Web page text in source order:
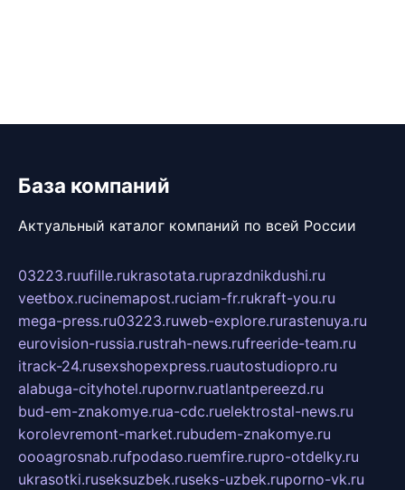
База компаний
Актуальный каталог компаний по всей России
03223.ruufille.rukrasotata.ruprazdnikdushi.ru
veetbox.rucinemapost.ruciam-fr.rukraft-you.ru
mega-press.ru03223.ruweb-explore.rurastenuya.ru
eurovision-russia.rustrah-news.rufreeride-team.ru
itrack-24.rusexshopexpress.ruautostudiopro.ru
alabuga-cityhotel.rupornv.ruatlantpereezd.ru
bud-em-znakomye.rua-cdc.ruelektrostal-news.ru
korolevremont-market.rubudem-znakomye.ru
oooagrosnab.rufpodaso.ruemfire.rupro-otdelky.ru
ukrasotki.ruseksuzbek.ruseks-uzbek.ruporno-vk.ru